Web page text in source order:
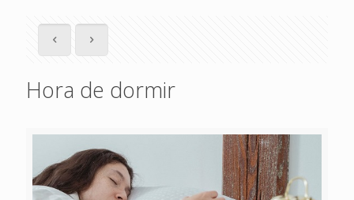
Hora de dormir